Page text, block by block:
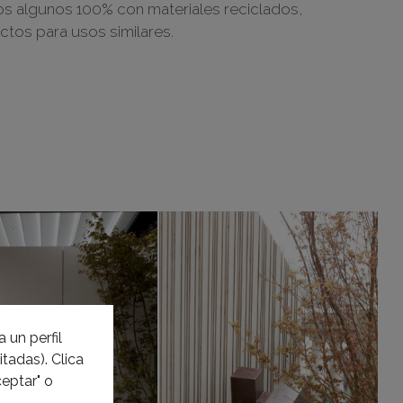
algunos 100% con materiales reciclados,
para usos similares.
un perfil
Clica
o